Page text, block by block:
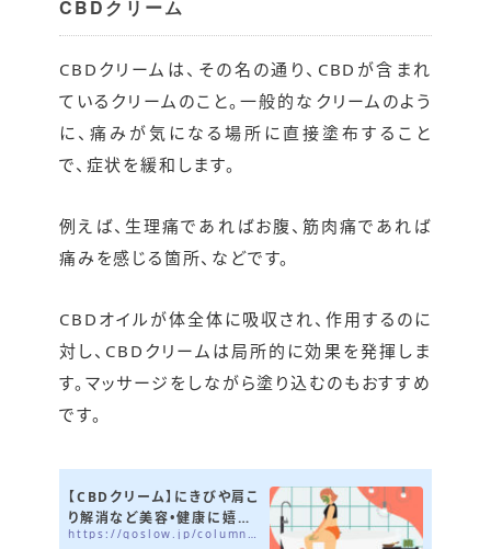
CBDクリーム
CBDクリームは、その名の通り、CBDが含まれ
ているクリームのこと。一般的なクリームのよう
に、痛みが気になる場所に直接塗布すること
で、症状を緩和します。
例えば、生理痛であればお腹、筋肉痛であれば
痛みを感じる箇所、などです。
CBDオイルが体全体に吸収され、作用するのに
対し、CBDクリームは局所的に効果を発揮しま
す。マッサージをしながら塗り込むのもおすすめ
です。
【CBDクリーム】にきびや肩こ
り解消など美容•健康に嬉し
い効果がたくさん